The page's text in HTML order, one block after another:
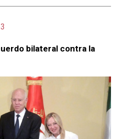
bilateral contra la